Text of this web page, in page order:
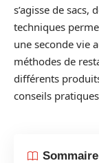
s’agisse de sacs,
techniques
une seconde vie
méthodes de
différents
conseils
Sommaire